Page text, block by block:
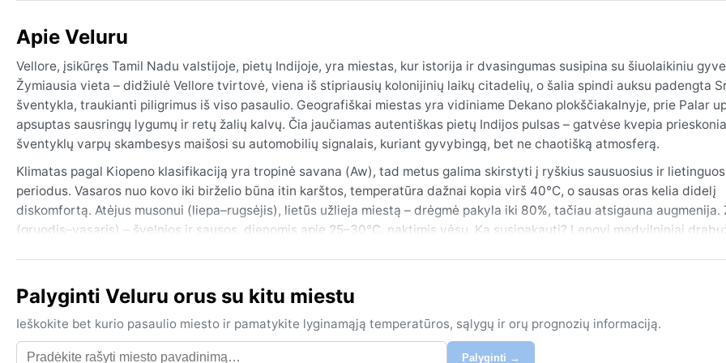
Apie Veluru
Vellore, įsikūręs Tamil Nadu valstijoje, pietų Indijoje, yra miestas, kur istorija ir dvasingumas susipina su šiuolaikiniu
Žymiausia vieta – didžiulė Vellore tvirtovė, viena iš stipriausių kolonijinių laikų citadelių, o šalia spindi auksu padengta
šventykla, traukianti piligrimus iš viso pasaulio. Geografiškai miestas yra vidiniame Dekano plokščiakalnyje, prie Palar
apsuptas sausringų lygumų ir retų žalių kalvų. Čia jaučiamas autentiškas pietų Indijos pulsas – gatvėse kvepia
šventyklų varpų skambesys maišosi su automobilių signalais, kuriant gyvybingą, bet ne chaotišką atmosferą.
Klimatas pagal Kiopeno klasifikaciją yra tropinė savana (Aw), tad metus galima skirstyti į ryškius sausuosius ir
periodus. Vasaros nuo kovo iki birželio būna itin karštos, temperatūra dažnai kopia virš 40°C, o sausas oras kelia didelį
diskomfortą. Atėjus musonui (liepa–rugsėjis), lietūs užlieja miestą – drėgmė pakyla iki 80%, tačiau atsigauna augmenija.
(gruodis–vasaris) – švelnios ir sausos, dienomis apie 25–30°C, naktimis vėsu. Ką susipakauti? Lengvi medvilniniai
Pastebimas reiškinys – šiaurės rytų musonas spalį–gruodį atneša stipriausius lietus, kartais sukeliančius trumpus
Retkarčiais iš Bengalijos įlankos atkelauja ciklonai, nors Vellore, būdamas vidiniame regione, patiria tik jų nuotėkas – vėją
gausesnį lietų. Sniego čia nebūna, rūkas retas, tačiau kovo–gegužės karščio bangos gali būti alinančios, tad planuojant
verta atsižvelgti į šį sezoniškumą.
Palyginti Veluru orus su kitu miestu
Ieškokite bet kurio pasaulio miesto ir pamatykite lyginamąją temperatūros, sąlygų ir orų prognozių informaciją.
Palyginti →